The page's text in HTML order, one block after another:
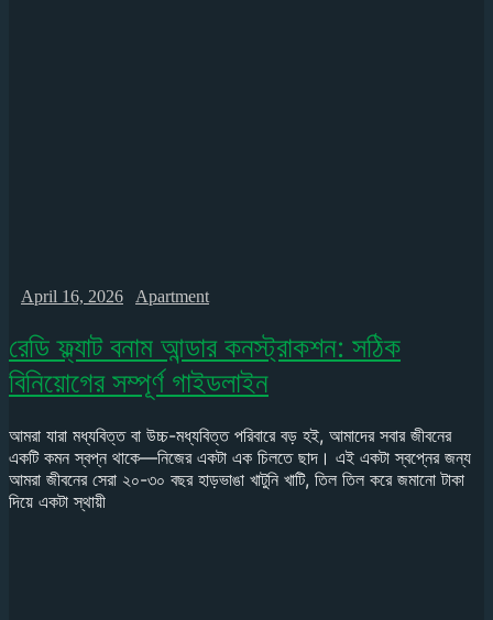
April 16, 2026 Apartment
রেডি ফ্ল্যাট বনাম আন্ডার কনস্ট্রাকশন: সঠিক
বিনিয়োগের সম্পূর্ণ গাইডলাইন
আমরা যারা মধ্যবিত্ত বা উচ্চ-মধ্যবিত্ত পরিবারে বড় হই, আমাদের সবার জীবনের
একটি কমন স্বপ্ন থাকে—নিজের একটা এক চিলতে ছাদ। এই একটা স্বপ্নের জন্য
আমরা জীবনের সেরা ২০-৩০ বছর হাড়ভাঙা খাটুনি খাটি, তিল তিল করে জমানো টাকা
দিয়ে একটা স্থায়ী